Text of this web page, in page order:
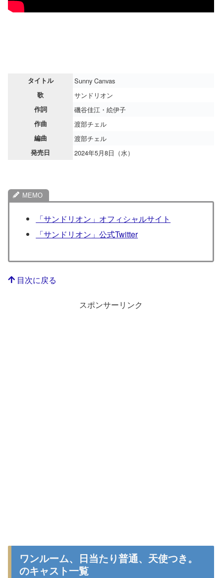
タイトル Sunny Canvas
歌 サンドリオン
作詞 磯谷佳江・絵伊子
作曲 渡部チェル
編曲 渡部チェル
発売日 2024年5月8日（水）
「サンドリオン」オフィシャルサイト
「サンドリオン」公式Twitter
目次に戻る
スポンサーリンク
ワンルーム、日当たり普通、天使つき。
のキャスト一覧